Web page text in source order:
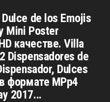
de los Emojis
Mini Poster
качестве. Villa
Dispensadores de
Dulces
формате MPp4
2017...